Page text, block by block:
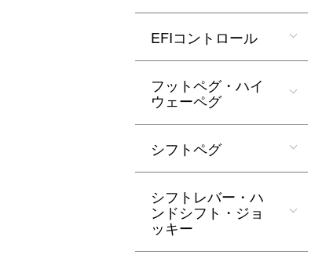
EFIコントロール
フットペグ・ハイ
ウェーペグ
シフトペグ
シフトレバー・ハ
ンドシフト・ジョ
ッキー